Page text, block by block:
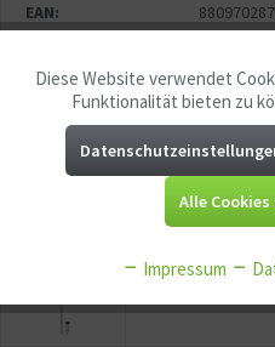
EAN:
Jetzt Bonuspunkte
Variante
Funktionale
Marketing
Service
Diese Website verwendet
Funktionalität bieten zu
Alle
Impressum